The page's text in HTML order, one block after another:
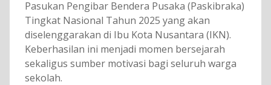
Pasukan Pengibar Bendera Pusaka (Paskibraka)
Tingkat Nasional Tahun 2025 yang akan
diselenggarakan di Ibu Kota Nusantara (IKN).
Keberhasilan ini menjadi momen bersejarah
sekaligus sumber motivasi bagi seluruh warga
sekolah.